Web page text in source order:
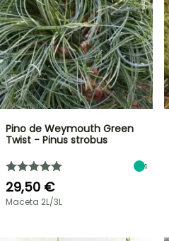
Pino de Weymouth Green
Twist - Pinus strobus
1
29,50 €
Maceta 2L/3L